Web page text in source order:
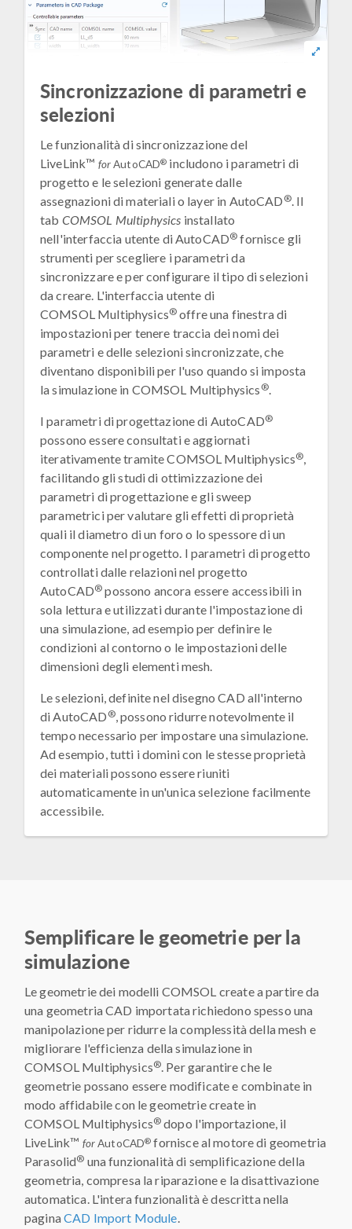
Sincronizzazione di parametri e
selezioni
Le funzionalità di sincronizzazione del
LiveLink™ forAutoCAD® includono i parametri di
progetto e le selezioni generate dalle
assegnazioni di materiali o layer in AutoCAD ®. Il
tab COMSOL Multiphysics installato
nell'interfaccia utente di AutoCAD® fornisce gli
strumenti per scegliere i parametri da
sincronizzare e per configurare il tipo di selezioni
da creare. L'interfaccia utente di
COMSOL Multiphysics® offre una finestra di
impostazioni per tenere traccia dei nomi dei
parametri e delle selezioni sincronizzate, che
diventano disponibili per l'uso quando si imposta
la simulazione in COMSOL Multiphysics ®.
I parametri di progettazione di AutoCAD®
possono essere consultati e aggiornati
iterativamente tramite COMSOL Multiphysics®
facilitando gli studi di ottimizzazione dei
parametri di progettazione e gli sweep
parametrici per valutare gli effetti di proprietà
quali il diametro di un foro o lo spessore di un
componente nel progetto. I parametri di progetto
controllati dalle relazioni nel progetto
AutoCAD® possono ancora essere accessibili in
sola lettura e utilizzati durante l'impostazione di
una simulazione, ad esempio per definire le
condizioni al contorno o le impostazioni delle
dimensioni degli elementi mesh.
Le selezioni, definite nel disegno CAD all'interno
di AutoCAD ®, possono ridurre notevolmente il
tempo necessario per impostare una simulazione.
Ad esempio, tutti i domini con le stesse proprietà
dei materiali possono essere riuniti
automaticamente in un'unica selezione facilmente
accessibile.
Semplificare le geometrie per la
simulazione
Le geometrie dei modelli COMSOL create a partire da
una geometria CAD importata richiedono spesso una
manipolazione per ridurre la complessità della mesh e
migliorare l'efficienza della simulazione in
COMSOL Multiphysics®. Per garantire che le
geometrie possano essere modificate e combinate in
modo affidabile con le geometrie create in
COMSOL Multiphysics® dopo l'importazione, il
LiveLink™ forAutoCAD® fornisce al motore di geometria
Parasolid® una funzionalità di semplificazione della
geometria, compresa la riparazione e la disattivazione
automatica. L'intera funzionalità è descritta nella
paginaCAD Import Module.